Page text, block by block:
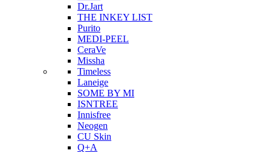
Dr.Jart
THE INKEY LIST
Purito
MEDI-PEEL
CeraVe
Missha
Timeless
Laneige
SOME BY MI
ISNTREE
Innisfree
Neogen
CU Skin
Q+A